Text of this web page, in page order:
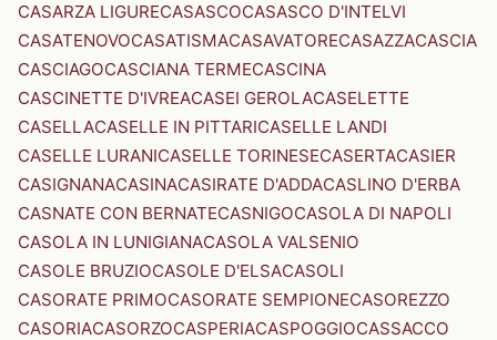
CASARZA LIGURECASASCOCASASCO D'INTELVI
CASATENOVOCASATISMACASAVATORECASAZZACASCIA
CASCIAGOCASCIANA TERMECASCINA
CASCINETTE D'IVREACASEI GEROLACASELETTE
CASELLACASELLE IN PITTARICASELLE LANDI
CASELLE LURANICASELLE TORINESECASERTACASIER
CASIGNANACASINACASIRATE D'ADDACASLINO D'ERBA
CASNATE CON BERNATECASNIGOCASOLA DI NAPOLI
CASOLA IN LUNIGIANACASOLA VALSENIO
CASOLE BRUZIOCASOLE D'ELSACASOLI
CASORATE PRIMOCASORATE SEMPIONECASOREZZO
CASORIACASORZOCASPERIACASPOGGIOCASSACCO